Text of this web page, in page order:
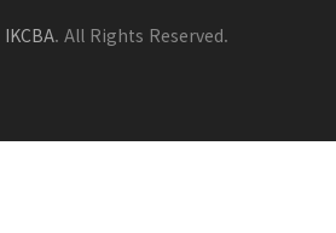
IKCBA. All Rights Reserved.